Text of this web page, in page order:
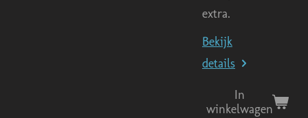
extra.
Bekijk
details
In
winkelwagen